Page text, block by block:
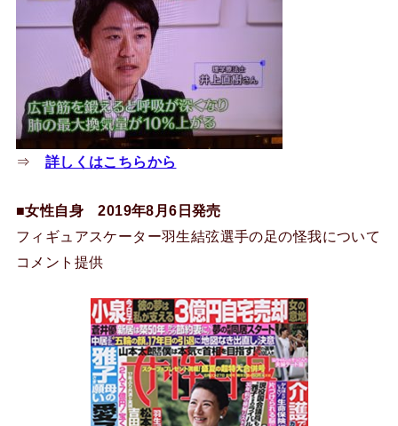
⇒ 詳しくはこちらから
■女性自身 2019年8月6日発売
フィギュアスケーター羽生結弦選手の足の怪我について
コメント提供